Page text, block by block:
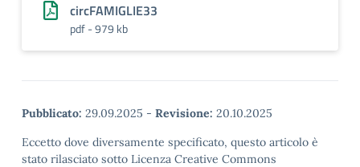
circFAMIGLIE33
pdf - 979 kb
Pubblicato: 29.09.2025 - Revisione: 20.10.2025
Eccetto dove diversamente specificato, questo articolo è
stato rilasciato sotto Licenza Creative Commons